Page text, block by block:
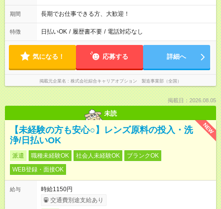
期間 長期でお仕事できる方、大歓迎！
特徴 日払いOK / 履歴書不要 / 電話対応なし
気になる！ 応募する 詳細へ
掲載元企業名 株式会社綜合キャリアオプション 製造事業部（全国）
掲載日：2026.08.05
未読
NEW
【未経験の方も安心○】レンズ原料の投入・洗
浄/日払いOK
派遣 職種未経験OK 社会人未経験OK
ブランクOK
WEB登録・面接OK
給与
時給1150円
交通費別途支給あり